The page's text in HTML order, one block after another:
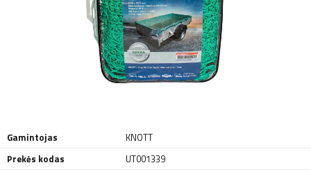
Gamintojas
KNOTT
Prekės kodas
UT001339